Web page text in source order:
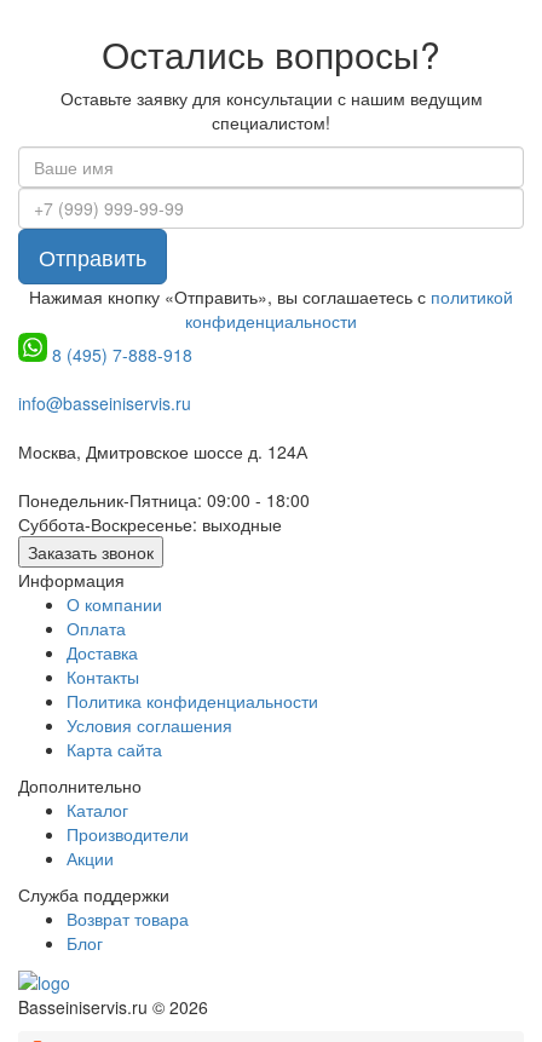
Остались вопросы?
Оставьте заявку для консультации с нашим ведущим
специалистом!
Отправить
Нажимая кнопку «Отправить», вы соглашаетесь с политикой
конфиденциальности
8 (495) 7-888-918
info@basseiniservis.ru
Москва, Дмитровское шоссе д. 124А
Понедельник-Пятница: 09:00 - 18:00
Суббота-Воскресенье: выходные
Заказать звонок
Информация
О компании
Оплата
Доставка
Контакты
Политика конфиденциальности
Условия соглашения
Карта сайта
Дополнительно
Каталог
Производители
Акции
Служба поддержки
Возврат товара
Блог
Basseiniservis.ru © 2026